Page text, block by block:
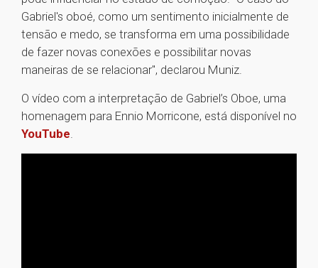
Gabriel's oboé, como um sentimento inicialmente de
tensão e medo, se transforma em uma possibilidade
de fazer novas conexões e possibilitar novas
maneiras de se relacionar", declarou Muniz.
O vídeo com a interpretação de Gabriel’s Oboe, uma
homenagem para Ennio Morricone, está disponível no
YouTube.